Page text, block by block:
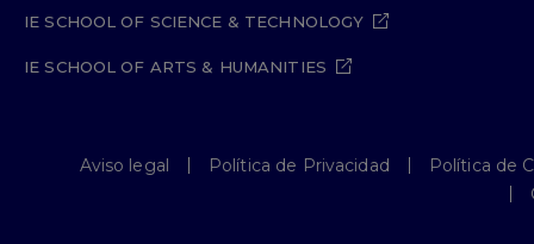
IE SCHOOL OF SCIENCE & TECHNOLOGY
IE SCHOOL OF ARTS & HUMANITIES
Aviso legal Política de Privacidad
Política de